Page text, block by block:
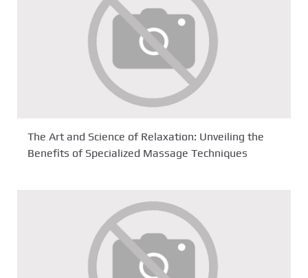
The Art and Science of Relaxation: Unveiling the
Benefits of Specialized Massage Techniques